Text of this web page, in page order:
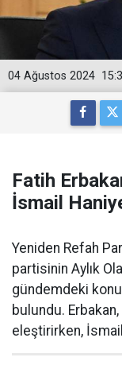
04 Ağustos 2024
Fatih
İsmail
Yeniden Refah
partisinin Aylık
gündemdeki
bulundu.
eleştirirken,